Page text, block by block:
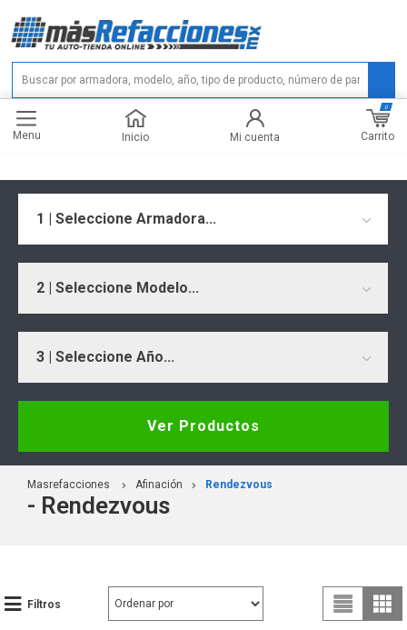
Menu Inicio Mi cuenta Carrito
0
1 | Seleccione Armadora...
2 | Seleccione Modelo...
3 | Seleccione Año...
Ver Productos
Masrefacciones Afinación Rendezvous
- Rendezvous
Filtros